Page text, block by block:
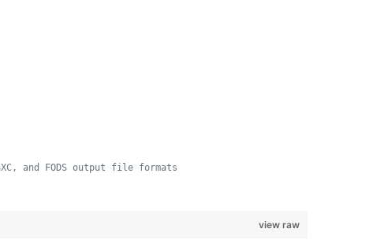
SXC, and FODS output file formats
view raw